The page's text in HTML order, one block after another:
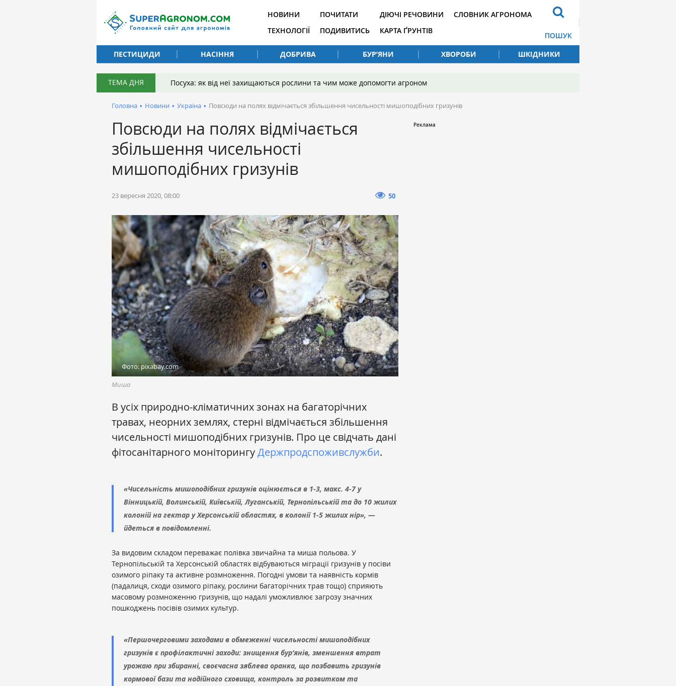
НОВИНИ
ТЕХНОЛОГІЇ
ПОЧИТАТИ
ПОДИВИТИСЬ
ДІЮЧІ РЕЧОВИНИ
КАРТА ҐРУНТІВ
СЛОВНИК АГРОНОМА
ПОШУК
ПЕСТИЦИДИ
НАСІННЯ ДОБРИВА БУР’ЯНИ ХВОРОБИ ШКІДНИКИ
ТЕМА ДНЯ Посуха: як від неї захищаються рослини та чим може допомогти агроном
Головна • Новини • Україна • Повсюди на полях відмічається збільшення чисельності мишоподібних гризунів
Повсюди на полях відмічається
збільшення чисельності
мишоподібних гризунів
23 вересня 2020, 08:00 50
Фото: pixabay.com
Миша
В усіх природно-кліматичних зонах на багаторічних
травах, неорних землях, стерні відмічається збільшення
чисельності мишоподібних гризунів. Про це свідчать дані
фітосанітарного моніторингуДержпродспоживслужби.
«Чисельність мишоподібних гризунів оцінюється в 1-3, макс. 4-7 у
Вінницькій, Волинській, Київській, Луганській, Тернопільській та до 10 жилих
колоній на гектар у Херсонській областях, в колонії 1-5 жилих нір», —
йдеться в повідомленні.
За видовим складом переважає полівка звичайна та миша польова. У
Тернопільській та Херсонській областях відбуваються міграції гризунів у посіви
озимого ріпаку та активне розмноження. Погодні умови та наявність кормів
(падалиця, сходи озимого ріпаку, рослини багаторічних трав тощо) сприяють
масовому розмноженню гризунів, що надалі уможливлює загрозу значних
пошкоджень посівів озимих культур.
«Першочерговими заходами в обмеженні чисельності мишоподібних
гризунів є профілактичні заходи: знищення бур’янів, зменшення втрат
урожаю при збиранні, своєчасна зяблева оранка, що позбавить гризунів
кормової бази та надійного сховища, контроль за розвитком та